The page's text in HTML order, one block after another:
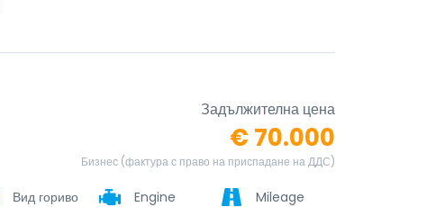
Задължителна цена
€ 70.000
Бизнес (фактура с право на приспадане на ДДС)
Вид гориво Engine Mileage